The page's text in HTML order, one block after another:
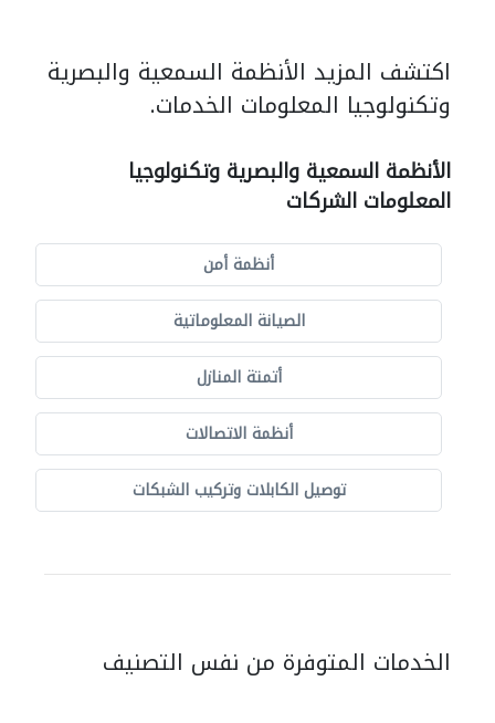
اكتشف المزيد الأنظمة السمعية والبصرية
وتكنولوجيا المعلومات الخدمات.
الأنظمة السمعية والبصرية وتكنولوجيا
المعلومات الشركات
أنظمة أمن
الصيانة المعلوماتية
أتمتة المنازل
أنظمة الاتصالات
توصيل الكابلات وتركيب الشبكات
الخدمات المتوفرة من نفس التصنيف